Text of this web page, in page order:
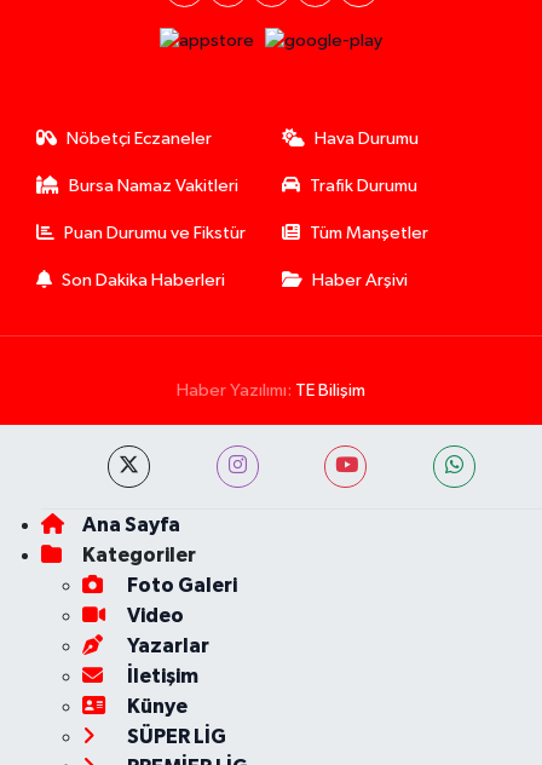
Nöbetçi Eczaneler Hava Durumu
Bursa Namaz Vakitleri Trafik Durumu
Puan Durumu ve Fikstür Tüm Manşetler
Son Dakika Haberleri Haber Arşivi
Haber Yazılımı: TE Bilişim
Ana Sayfa
Kategoriler
Foto Galeri
Video
Yazarlar
İletişim
Künye
SÜPER LİG